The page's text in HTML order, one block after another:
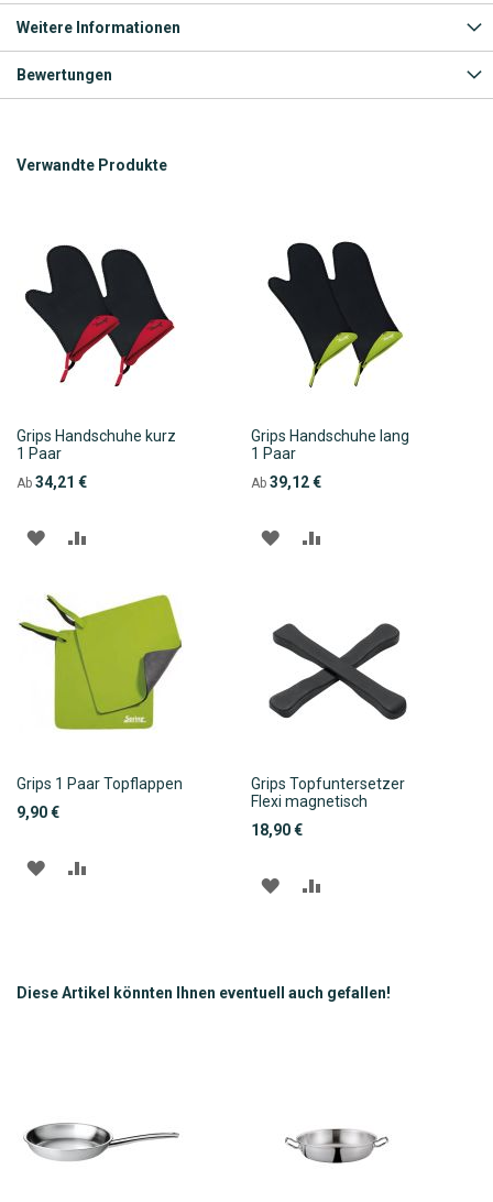
Weitere Informationen
Bewertungen
Verwandte Produkte
Grips Handschuhe kurz
1 Paar
Ab 34,21 €
ZUR
HINZUFÜGEN
HINZUFÜGEN
Grips Handschuhe lang
1 Paar
Ab 39,12 €
ZUR
Grips 1 Paar Topflappen
9,90 €
ZUR
Grips Topfuntersetzer
Flexi magnetisch
18,90 €
ZUR
Diese Artikel könnten Ihnen eventuell auch gefallen!